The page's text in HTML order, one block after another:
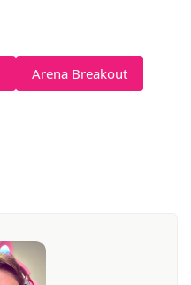
Arena Breakout